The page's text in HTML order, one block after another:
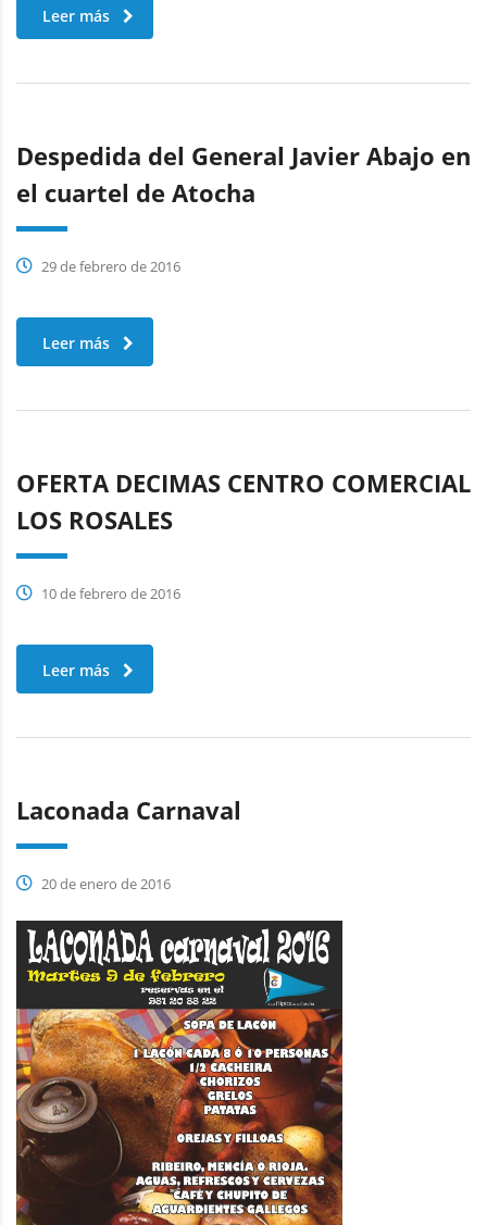
Leer más
Despedida del General Javier Abajo en
el cuartel de Atocha
29 de febrero de 2016
Leer más
OFERTA DECIMAS CENTRO COMERCIAL
LOS ROSALES
10 de febrero de 2016
Leer más
Laconada Carnaval
20 de enero de 2016